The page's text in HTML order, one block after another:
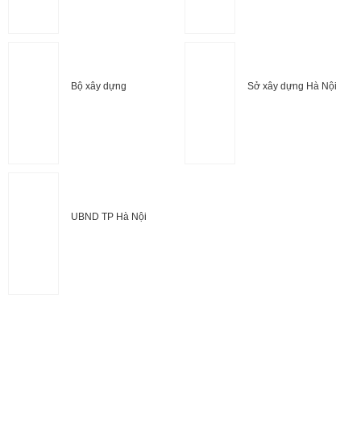
Bộ xây dựng Sở xây dựng Hà Nội
UBND TP Hà Nội